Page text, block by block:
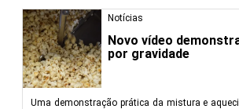
Notícias
Novo vídeo
por gravidade
Uma demonstração prática da mistura e